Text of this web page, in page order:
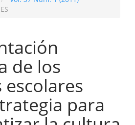
de los
escolares
para